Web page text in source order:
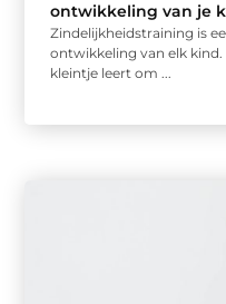
ontwikkeling van je
Zindelijkheidstraining is
ontwikkeling van elk
kleintje leert om ...